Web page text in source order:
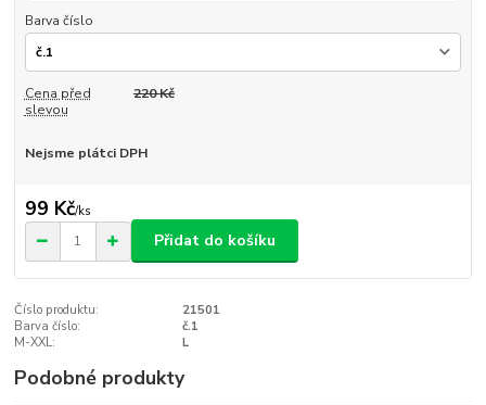
Barva číslo
Cena před
slevou
220 Kč
Nejsme plátci DPH
99 Kč/ks
Přidat do košíku
Číslo produktu:
21501
Barva číslo:
č.1
M-XXL:
L
Podobné produkty